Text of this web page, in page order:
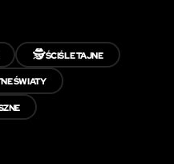
🕵️ŚCIŚLE TAJNE
ŚWIATY